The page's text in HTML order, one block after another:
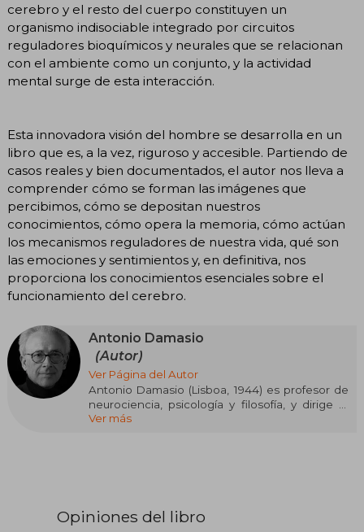
cerebro y el resto del cuerpo constituyen un
organismo indisociable integrado por circuitos
reguladores bioquímicos y neurales que se relacionan
con el ambiente como un conjunto, y la actividad
mental surge de esta interacción.
Esta innovadora visión del hombre se desarrolla en un
libro que es, a la vez, riguroso y accesible. Partiendo de
casos reales y bien documentados, el autor nos lleva a
comprender cómo se forman las imágenes que
percibimos, cómo se depositan nuestros
conocimientos, cómo opera la memoria, cómo actúan
los mecanismos reguladores de nuestra vida, qué son
las emociones y sentimientos y, en definitiva, nos
proporciona los conocimientos esenciales sobre el
funcionamiento del cerebro.
Antonio Damasio
(Autor)
Ver Página del Autor
Antonio Damasio (Lisboa, 1944) es profesor de
neurociencia, psicología y filosofía, y dirige el
Instituto del Cerebro y la Creatividad en la
psicólogos más eminentes de nuestra época.
Ver más
Opiniones del libro